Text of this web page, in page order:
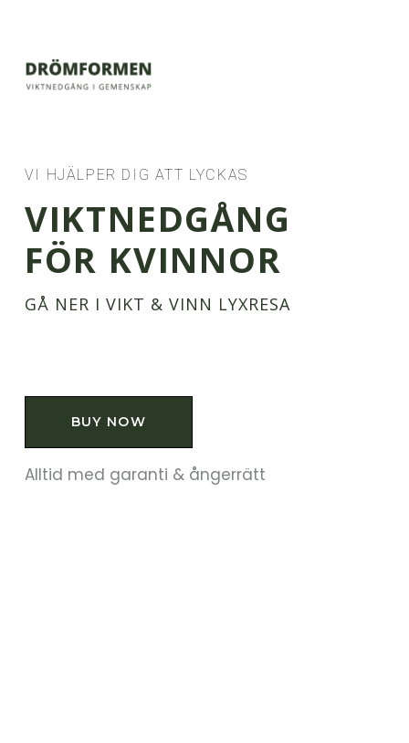
VI HJÄLPER DIG ATT LYCKAS
VIKTNEDGÅNG
FÖR KVINNOR
GÅ NER I VIKT & VINN LYXRESA
BUY NOW
Alltid med garanti & ångerrätt